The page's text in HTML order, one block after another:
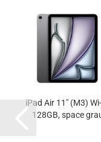
iPad Air 11" (M3)
128GB, space